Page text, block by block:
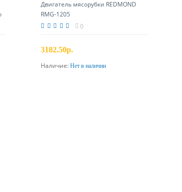
Двигатель мясорубки REDMOND
RMG-1205
0
3182.50р.
Предзаказ
Наличие: Нет в наличии